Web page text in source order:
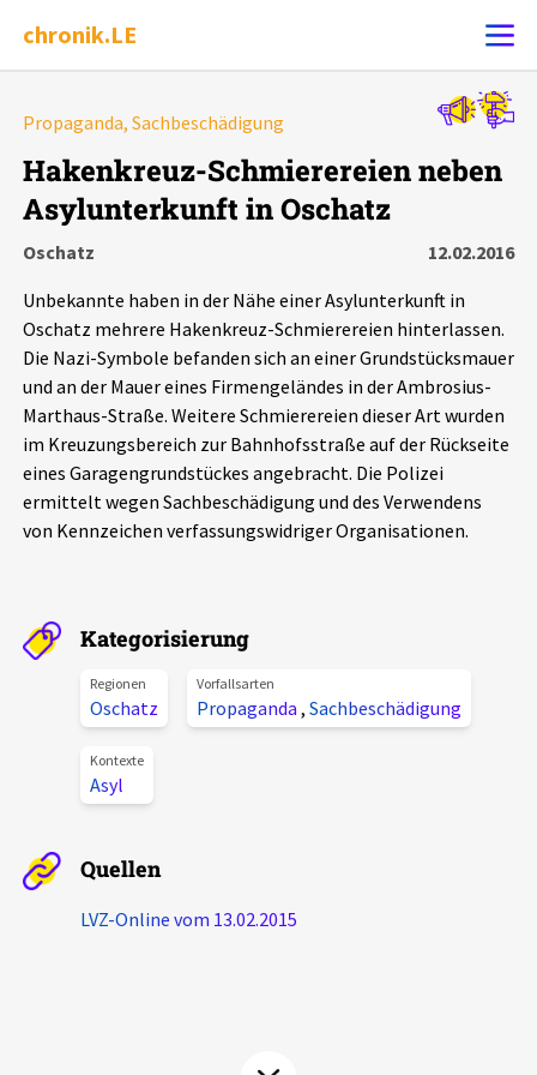
chronik.LE
Ereignis melden
Chronik
Leipziger Zustände
Schlaglichter
Phänomene
Alle Beiträge
Veranstaltungen
Pressemitteilungen
Podcasts
Über uns
Projektbeschreibung
Kontakt
Unterstützer_innen
Spenden
Propaganda, Sachbeschädigung
Hakenkreuz-Schmierereien neben
Asylunterkunft in Oschatz
Oschatz
12.02.2016
Unbekannte haben in der Nähe einer Asylunterkunft in
Oschatz mehrere Hakenkreuz-Schmierereien hinterlassen.
Die Nazi-Symbole befanden sich an einer Grundstücksmauer
und an der Mauer eines Firmengeländes in der Ambrosius-
Marthaus-Straße. Weitere Schmierereien dieser Art wurden
im Kreuzungsbereich zur Bahnhofsstraße auf der Rückseite
eines Garagengrundstückes angebracht. Die Polizei
ermittelt wegen Sachbeschädigung und des Verwendens
von Kennzeichen verfassungswidriger Organisationen.
Kategorisierung
Regionen
Oschatz
Vorfallsarten
Propaganda , Sachbeschädigung
Kontexte
Asyl
Quellen
LVZ-Online vom 13.02.2015
Alle Ereignisse
Ereignisse
Ereignisse Statistik